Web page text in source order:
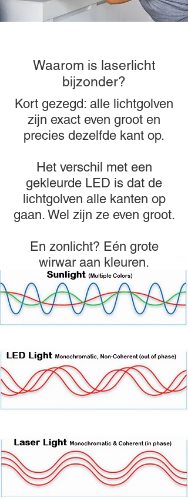
Waarom is laserlicht
bijzonder?
Kort gezegd: alle lichtgolven
zijn exact even groot en
precies dezelfde kant op.
Het verschil met een
gekleurde LED is dat de
lichtgolven alle kanten op
gaan. Wel zijn ze even groot.
En zonlicht? Eén grote
wirwar aan kleuren.